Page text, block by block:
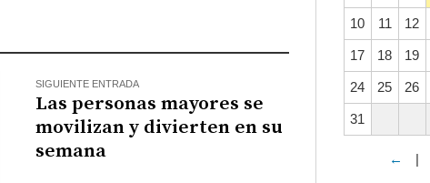
SIGUIENTE ENTRADA
Las personas mayores se
movilizan y divierten en su
semana
10 11 12
17 18 19
24 25 26
31
← |